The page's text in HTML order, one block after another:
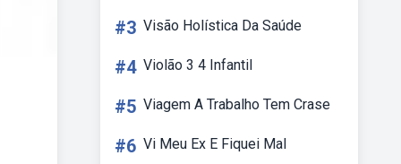
#3 Visão Holística Da Saúde
#4 Violão 3 4 Infantil
#5 Viagem A Trabalho Tem Crase
#6 Vi Meu Ex E Fiquei Mal